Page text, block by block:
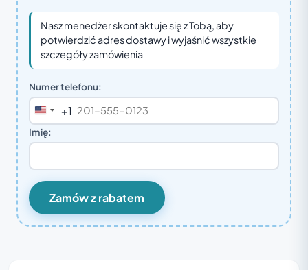
Nasz menedżer skontaktuje się z Tobą, aby
potwierdzić adres dostawy i wyjaśnić wszystkie
szczegóły zamówienia
Numer telefonu:
United
States
+1
Imię:
Zamów z rabatem